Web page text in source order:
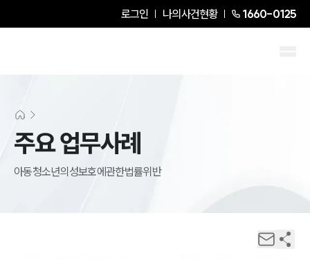
로그인 나의사건현황 1660-0125
주요 업무사례
아동청소년의성보호에관한법률위반